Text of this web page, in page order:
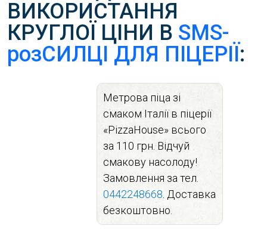
ВИКОРИСТАННЯ
КРУГЛОЇ ЦІНИ В SMS-
розСИЛЦІ ДЛЯ ПІЦЕРІЇ:
Метрова піца зі
смаком Італії в піцерії
«PizzaHouse» всього
за 110 грн. Відчуй
смакову насолоду!
Замовлення за тел.
0442248668 . Доставка
безкоштовно.